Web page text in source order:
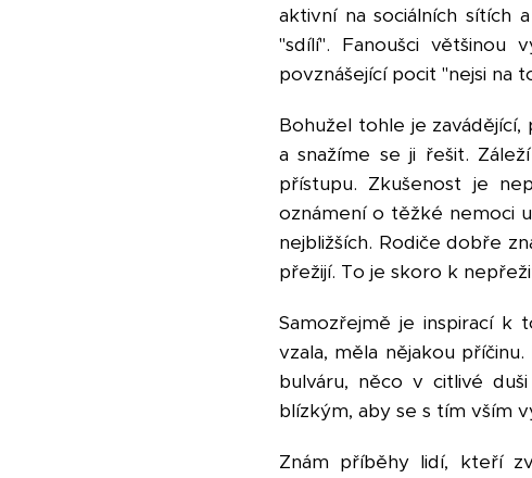
aktivní na sociálních sítích
"sdílí". Fanoušci
povznášející pocit "nejsi na
Bohužel tohle je
a snažíme se ji řešit.
přístupu. Zkušenost je
oznámení o těžké nemoci
nejbližších. Rodiče dobře
přežijí. To je skoro k
Samozřejmě je inspirací k
vzala, měla nějakou
bulváru, něco v citlivé
blízkým, aby se s tím vším
Znám příběhy lidí, kteří